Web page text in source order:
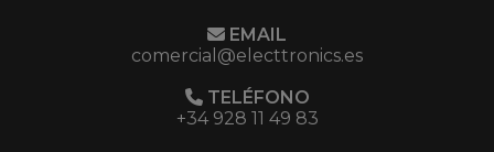
EMAIL
comercial@electtronics.es
TELÉFONO
+34 928 11 49 83